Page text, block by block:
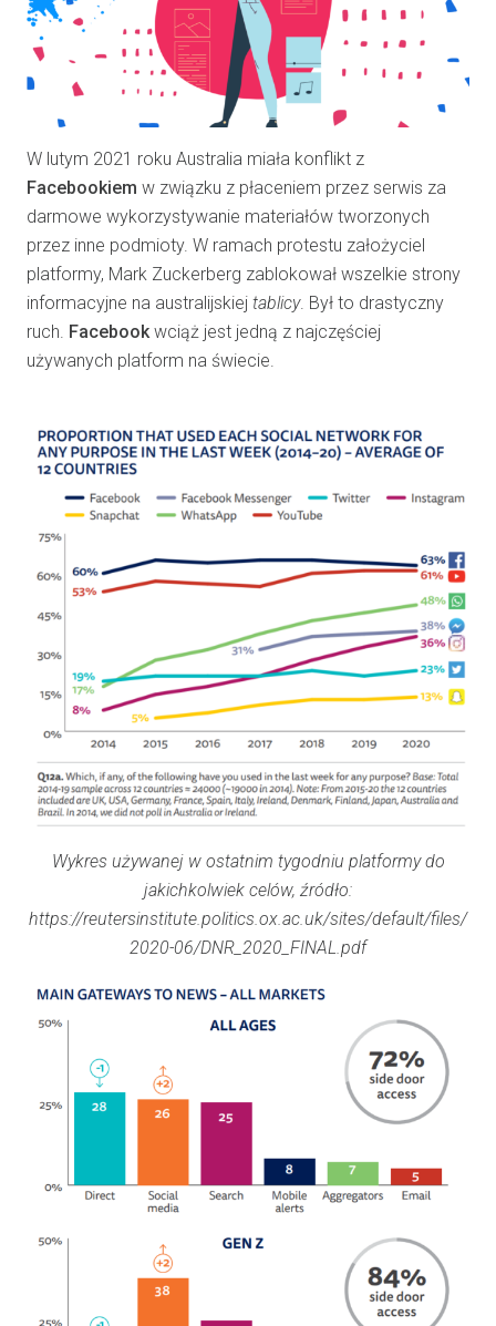
W lutym 2021 roku Australia miała konflikt z
Facebookiem w związku z płaceniem przez serwis za
darmowe wykorzystywanie materiałów tworzonych
przez inne podmioty. W ramach protestu założyciel
platformy, Mark Zuckerberg zablokował wszelkie strony
informacyjne na australijskiej tablicy. Był to drastyczny
ruch. Facebook wciąż jest jedną z najczęściej
używanych platform na świecie.
Wykres używanej w ostatnim tygodniu platformy do
jakichkolwiek celów, źródło:
https://reutersinstitute.politics.ox.ac.uk/sites/default/files/
2020-06/DNR_2020_FINAL.pdf